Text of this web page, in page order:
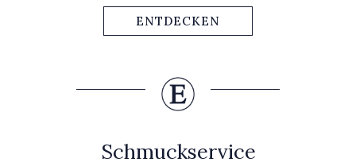
ENTDECKEN
Schmuckservice